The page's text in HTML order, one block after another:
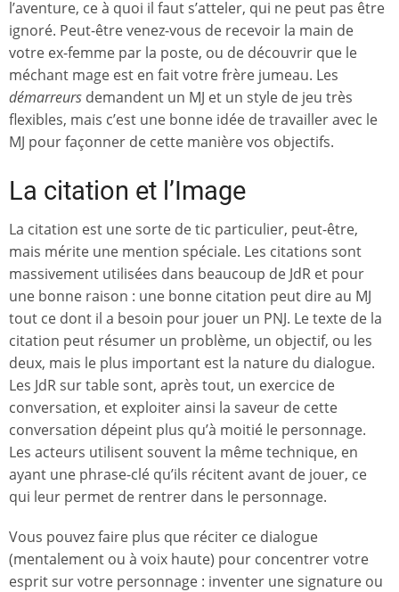
l’aventure, ce à quoi il faut s’atteler, qui ne peut pas être
ignoré. Peut-être venez-vous de recevoir la main de
votre ex-femme par la poste, ou de découvrir que le
méchant mage est en fait votre frère jumeau. Les
démarreurs demandent un MJ et un style de jeu très
flexibles, mais c’est une bonne idée de travailler avec le
MJ pour façonner de cette manière vos objectifs.
La citation et l’Image
La citation est une sorte de tic particulier, peut-être,
mais mérite une mention spéciale. Les citations sont
massivement utilisées dans beaucoup de JdR et pour
une bonne raison : une bonne citation peut dire au MJ
tout ce dont il a besoin pour jouer un PNJ. Le texte de la
citation peut résumer un problème, un objectif, ou les
deux, mais le plus important est la nature du dialogue.
Les JdR sur table sont, après tout, un exercice de
conversation, et exploiter ainsi la saveur de cette
conversation dépeint plus qu’à moitié le personnage.
Les acteurs utilisent souvent la même technique, en
ayant une phrase-clé qu’ils récitent avant de jouer, ce
qui leur permet de rentrer dans le personnage.
Vous pouvez faire plus que réciter ce dialogue
(mentalement ou à voix haute) pour concentrer votre
esprit sur votre personnage : inventer une signature ou